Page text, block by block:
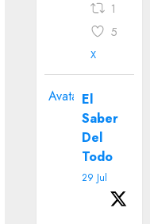
1
5
X
Avatar El
Saber
Del
Todo
29 Jul